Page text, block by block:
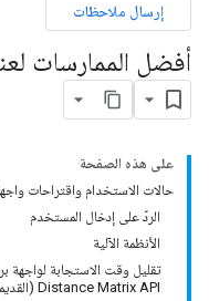
إرسال ملاحظات
أفضل الممارسات
على هذه الصفحة
حالات الاستخدام واقتراحات
الردّ على إدخال المستخدم
الأنظمة الآلية
Distance Matrix API (القديمة)